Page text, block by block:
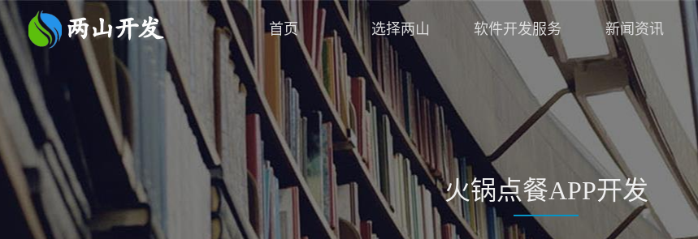
首页 选择两山 软件开发服务 新闻资讯
火锅点餐APP开发